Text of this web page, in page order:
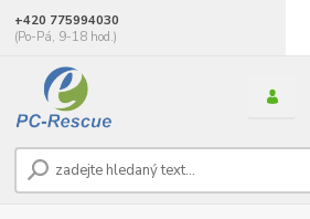
+420 775994030
(Po-Pá, 9-18 hod.)